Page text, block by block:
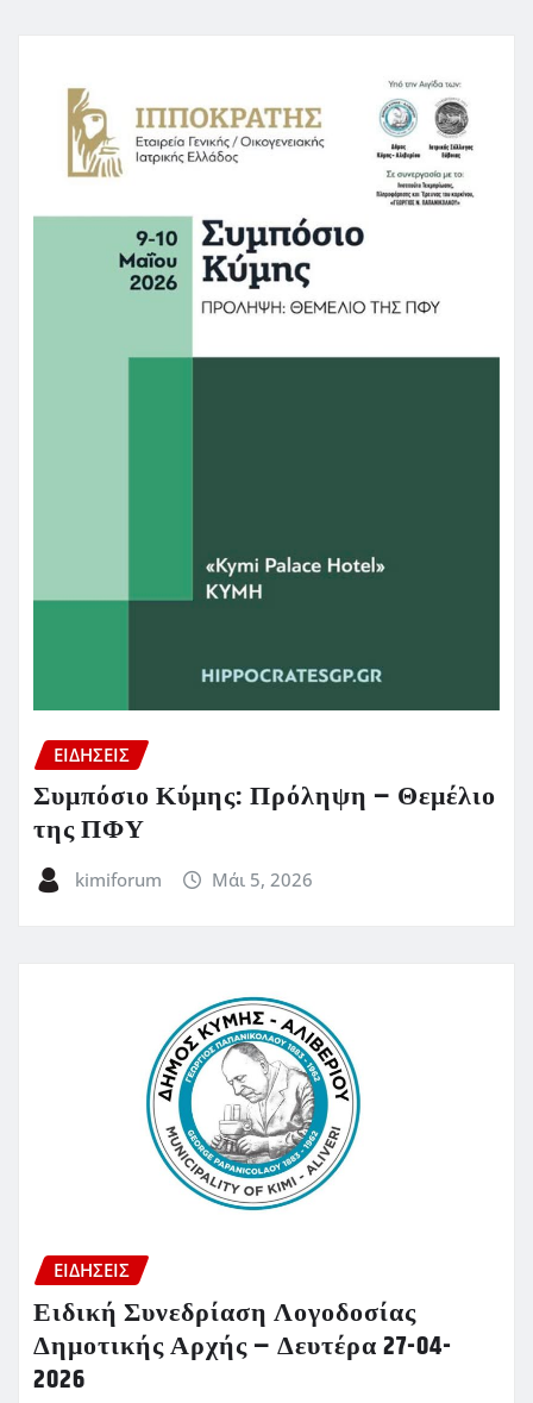
ΕΙΔΗΣΕΙΣ
Συμπόσιο Κύμης: Πρόληψη – Θεμέλιο
της ΠΦΥ
kimiforum Μάι 5, 2026
ΕΙΔΗΣΕΙΣ
Ειδική Συνεδρίαση Λογοδοσίας
Δημοτικής Αρχής – Δευτέρα 27-04-
2026